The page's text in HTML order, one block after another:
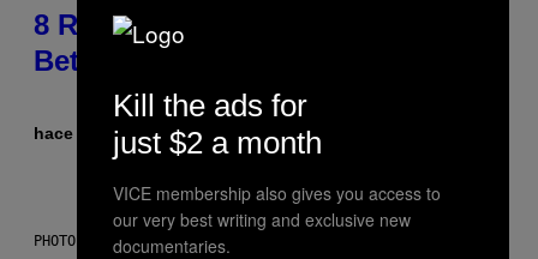
8 R&B Covers That Might Just Be
Better Than the Originals
hace 2 horasPorCaleb Catlin
PHOTO: PETER KRAMER / GETTY IMAGES
Kill the ads for
just $2 a month
VICE membership also gives you access to
our very best writing and exclusive new
documentaries.